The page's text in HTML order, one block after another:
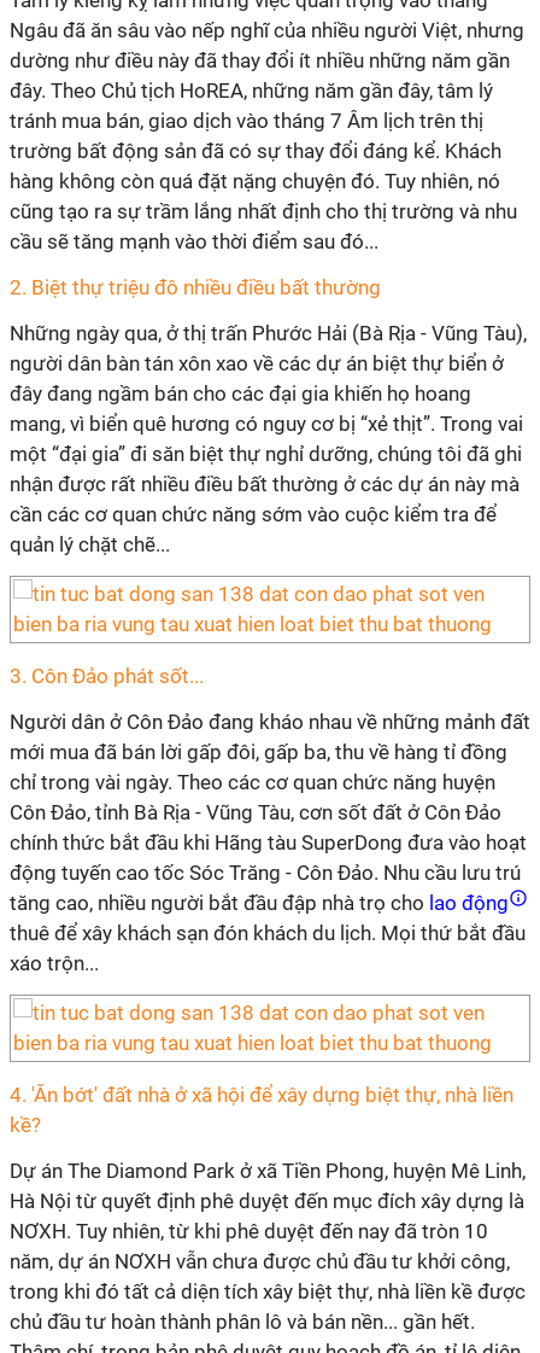
Ngâu đã ăn sâu vào nếp nghĩ của nhiều người Việt, nhưng
dường như điều này đã thay đổi ít nhiều những năm gần
đây. Theo Chủ tịch HoREA, những năm gần đây, tâm lý
tránh mua bán, giao dịch vào tháng 7 Âm lịch trên thị
trường bất động sản đã có sự thay đổi đáng kể. Khách
hàng không còn quá đặt nặng chuyện đó. Tuy nhiên, nó
cũng tạo ra sự trầm lắng nhất định cho thị trường và nhu
cầu sẽ tăng mạnh vào thời điểm sau đó...
2. Biệt thự triệu đô nhiều điều bất thường
Những ngày qua, ở thị trấn Phước Hải (Bà Rịa - Vũng Tàu),
người dân bàn tán xôn xao về các dự án biệt thự biển ở
đây đang ngầm bán cho các đại gia khiến họ hoang
mang, vì biển quê hương có nguy cơ bị “xẻ thịt”. Trong vai
một “đại gia” đi săn biệt thự nghỉ dưỡng, chúng tôi đã ghi
nhận được rất nhiều điều bất thường ở các dự án này mà
cần các cơ quan chức năng sớm vào cuộc kiểm tra để
quản lý chặt chẽ...
3. Côn Đảo phát sốt...
Người dân ở Côn Đảo đang kháo nhau về những mảnh đất
mới mua đã bán lời gấp đôi, gấp ba, thu về hàng tỉ đồng
chỉ trong vài ngày. Theo các cơ quan chức năng huyện
Côn Đảo, tỉnh Bà Rịa - Vũng Tàu, cơn sốt đất ở Côn Đảo
chính thức bắt đầu khi Hãng tàu SuperDong đưa vào hoạt
động tuyến cao tốc Sóc Trăng - Côn Đảo. Nhu cầu lưu trú
tăng cao, nhiều người bắt đầu đập nhà trọ cho lao động
thuê để xây khách sạn đón khách du lịch. Mọi thứ bắt đầu
xáo trộn...
4. 'Ăn bớt' đất nhà ở xã hội để xây dựng biệt thự, nhà liền
kề?
Dự án The Diamond Park ở xã Tiền Phong, huyện Mê Linh,
Hà Nội từ quyết định phê duyệt đến mục đích xây dựng là
NƠXH. Tuy nhiên, từ khi phê duyệt đến nay đã tròn 10
năm, dự án NƠXH vẫn chưa được chủ đầu tư khởi công,
trong khi đó tất cả diện tích xây biệt thự, nhà liền kề được
chủ đầu tư hoàn thành phân lô và bán nền... gần hết.